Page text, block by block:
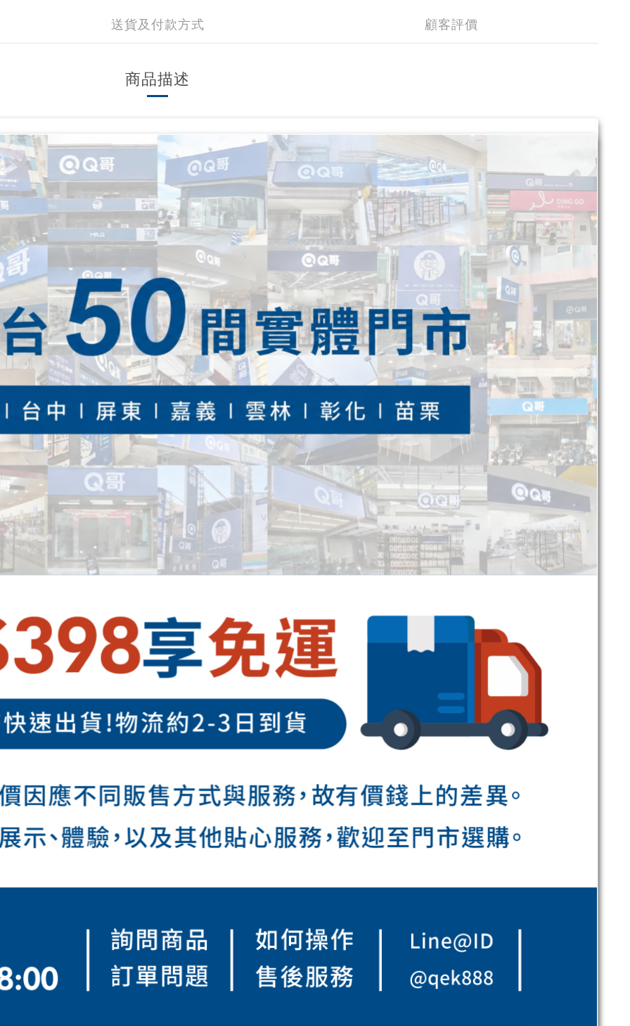
送貨及付款方式 顧客評價
商品描述